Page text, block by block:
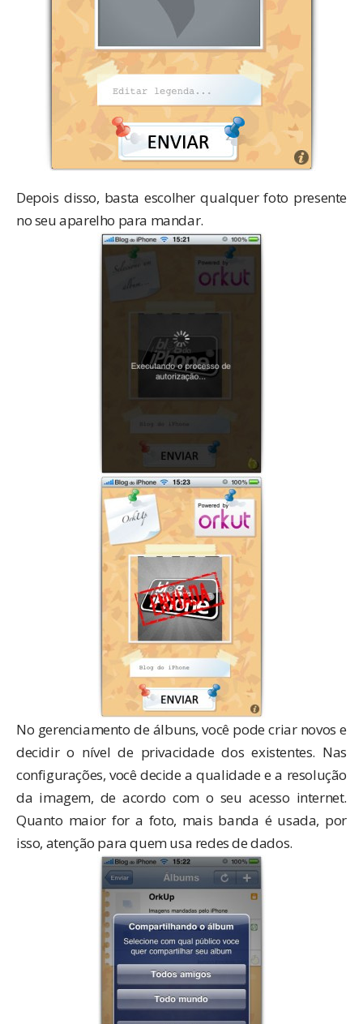
Depois disso, basta escolher qualquer foto presente
no seu aparelho para mandar.
No gerenciamento de álbuns, você pode criar novos e
decidir o nível de privacidade dos existentes. Nas
configurações, você decide a qualidade e a resolução
da imagem, de acordo com o seu acesso internet.
Quanto maior for a foto, mais banda é usada, por
isso, atenção para quem usa redes de dados.